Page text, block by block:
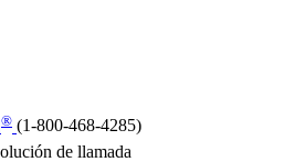
® (1-800-468-4285)
de llamada